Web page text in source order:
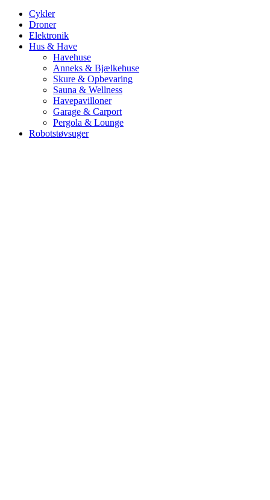
Cykler
Droner
Elektronik
Hus & Have
Havehuse
Anneks & Bjælkehuse
Skure & Opbevaring
Sauna & Wellness
Havepavilloner
Garage & Carport
Pergola & Lounge
Robotstøvsuger